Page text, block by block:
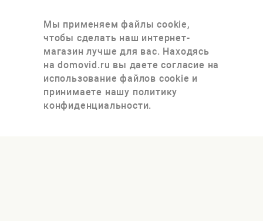
Мы применяем файлы cookie,
чтобы сделать наш интернет-
магазин лучше для вас. Находясь
на domovid.ru вы даете согласие на
использование файлов cookie и
принимаете нашу политику
конфиденциальности.